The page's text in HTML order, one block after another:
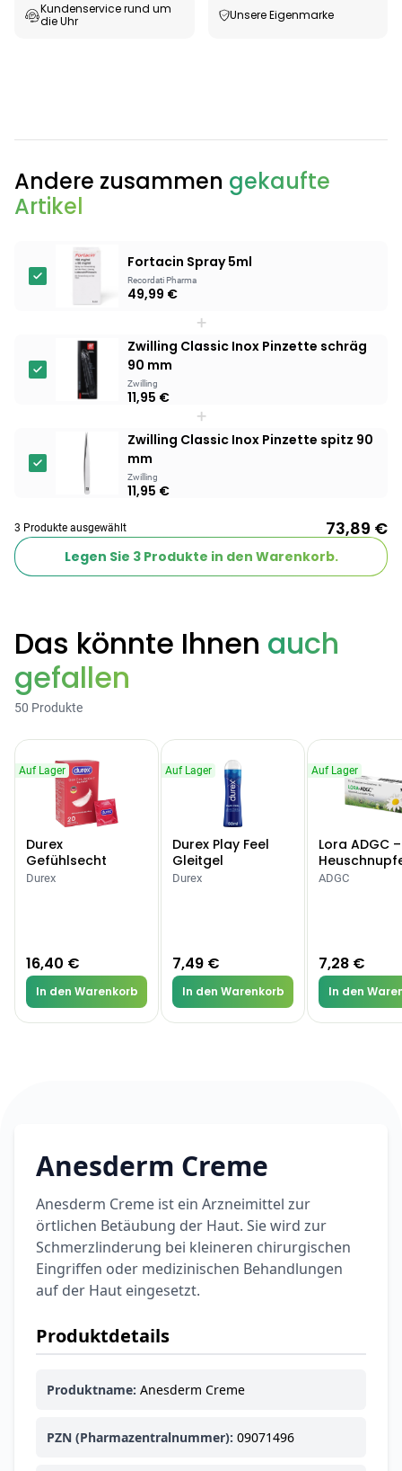
Testzentrum
Linola Forte
Shampoo für
juckende, trockene
oder zu
Schuppenflechte
neigende Kopfhaut
12,28 € 16,37 €
ARZNEIMITTEL & GESUNDHEIT
Vagisan Milchsäure
– Zäpfchen zur
pH-Wert-
Stabilisierung
12,89 € 17,47 €
ARZNEIMITTEL & GESUNDHEIT
Hämorrhoidensalbe:
Bei Hämorrhoiden
& Juckreiz
12,04 € 12,95 € -7%
Kundenservice rund um
die Uhr
Unsere Eigenmarke
Andere zusammen gekaufte
Artikel
Fortacin Spray 5ml
Recordati Pharma
49,99 €
+
Zwilling Classic Inox Pinzette schräg
90 mm
Zwilling
11,95 €
+
Zwilling Classic Inox Pinzette spitz 90
mm
Zwilling
11,95 €
3 Produkte ausgewählt 73,89 €
Legen Sie 3Produkte in den Warenkorb.
Das könnte Ihnen auch
gefallen
50 Produkte
Auf Lager
Durex
Gefühlsecht
Classic Kondome
Durex
16,40 €
In den Warenkorb
Auf Lager
Durex Play Feel
Gleitgel
Durex
7,49 €
In den Warenkorb
Auf Lager
Lora ADGC
Allergien
ADGC
7,28 €
In den
Anesderm Creme
Anesderm Creme ist ein Arzneimittel zur
örtlichen Betäubung der Haut. Sie wird zur
Schmerzlinderung bei kleineren chirurgischen
Eingriffen oder medizinischen Behandlungen
auf der Haut eingesetzt.
Produktdetails
Produktname: Anesderm Creme
PZN (Pharmazentralnummer): 09071496